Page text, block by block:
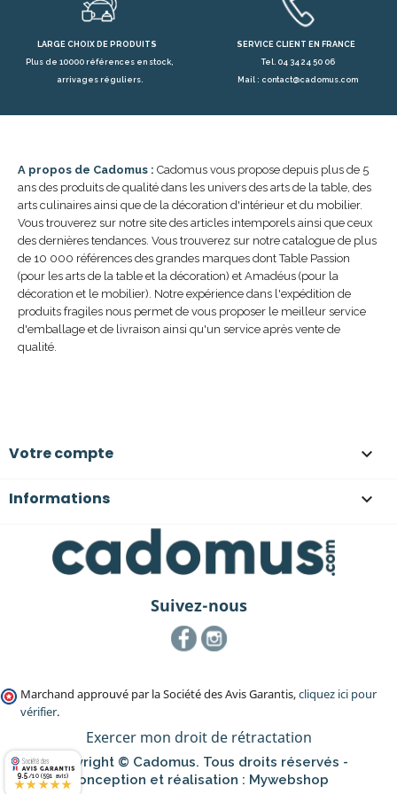
LARGE CHOIX DE PRODUITS
Plus de 10000 références en stock,
arrivages réguliers.
SERVICE CLIENT EN FRANCE
Tel. 04 34 24 50 06
Mail : contact@cadomus.com
A propos de Cadomus : Cadomus vous propose depuis plus de 5
ans des produits de qualité dans les univers des arts de la table, des
arts culinaires ainsi que de la décoration d'intérieur et du mobilier.
Vous trouverez sur notre site des articles intemporels ainsi que ceux
des dernières tendances. Vous trouverez sur notre catalogue de plus
de 10 000 références des grandes marques dont Table Passion
(pour les arts de la table et la décoration) et Amadéus (pour la
décoration et le mobilier). Notre expérience dans l'expédition de
produits fragiles nous permet de vous proposer le meilleur service
d'emballage et de livraison ainsi qu'un service après vente de
qualité.
Votre compte 
Informations 
Suivez-nous
FacebookInstagram
Marchand approuvé par la Société des Avis Garantis,cliquez ici pour
vérifier.
Exercer mon droit de rétractation
Copyright © Cadomus. Tous droits réservés -
Conception et réalisation : Mywebshop
9.5/10 (591 avis)
★★★★★